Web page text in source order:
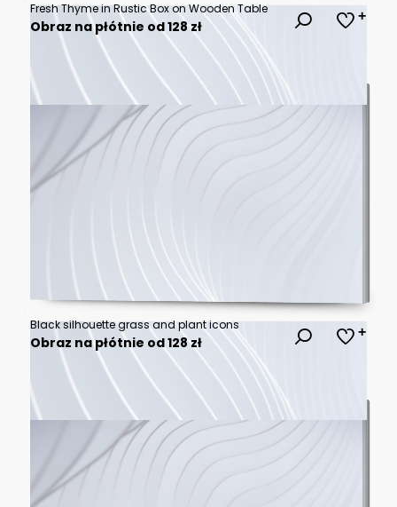
Fresh Thyme in Rustic Box on Wooden Table
Obraz na płótnie od 128 zł
Black silhouette grass and plant icons
Obraz na płótnie od 128 zł